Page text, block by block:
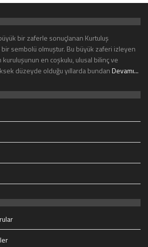
bir zaferle sonuçlanan Kurtuluş
bir sembolü olmuştur. Bu büyük zaferi izleyen
kuruluşunun en coşkulu, ulusal bilinç ve
düzeyde olduğu yıllarda bundanDevamı...